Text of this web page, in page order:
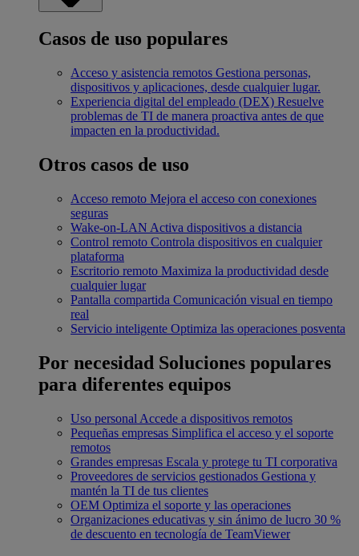
Casos de uso populares
Acceso y asistencia remotos Gestiona personas,
dispositivos y aplicaciones, desde cualquier lugar.
Experiencia digital del empleado (DEX) Resuelve
problemas de TI de manera proactiva antes de que
impacten en la productividad.
Otros casos de uso
Acceso remoto Mejora el acceso con conexiones
seguras
Wake-on-LAN Activa dispositivos a distancia
Control remoto Controla dispositivos en cualquier
plataforma
Escritorio remoto Maximiza la productividad desde
cualquier lugar
Pantalla compartida Comunicación visual en tiempo
real
Servicio inteligente Optimiza las operaciones posventa
Por necesidad Soluciones populares
para diferentes equipos
Uso personal Accede a dispositivos remotos
Pequeñas empresas Simplifica el acceso y el soporte
remotos
Grandes empresas Escala y protege tu TI corporativa
Proveedores de servicios gestionados Gestiona y
mantén la TI de tus clientes
OEM Optimiza el soporte y las operaciones
Organizaciones educativas y sin ánimo de lucro 30 %
de descuento en tecnología de TeamViewer